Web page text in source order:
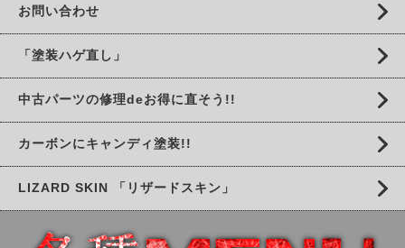
お問い合わせ
「塗装ハゲ直し」
中古パーツの修理deお得に直そう!!
カーボンにキャンディ塗装!!
LIZARD SKIN 「リザードスキン」